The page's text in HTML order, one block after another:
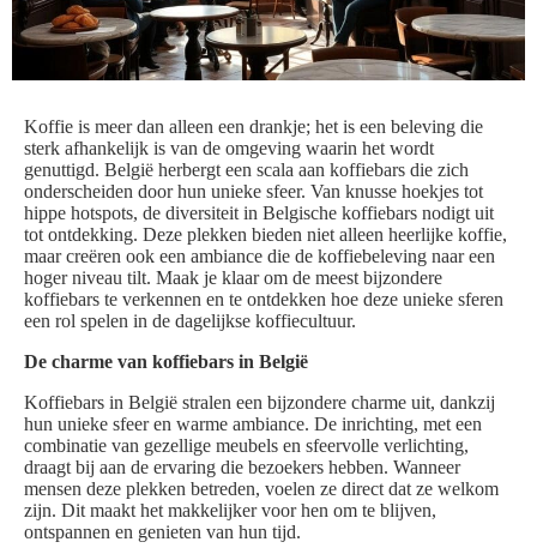
Koffie is meer dan alleen een drankje; het is een beleving die
sterk afhankelijk is van de omgeving waarin het wordt
genuttigd. België herbergt een scala aan koffiebars die zich
onderscheiden door hun unieke sfeer. Van knusse hoekjes tot
hippe hotspots, de diversiteit in Belgische koffiebars nodigt uit
tot ontdekking. Deze plekken bieden niet alleen heerlijke koffie,
maar creëren ook een ambiance die de koffiebeleving naar een
hoger niveau tilt. Maak je klaar om de meest bijzondere
koffiebars te verkennen en te ontdekken hoe deze unieke sferen
een rol spelen in de dagelijkse koffiecultuur.
De charme van koffiebars in België
Koffiebars in België stralen een bijzondere charme uit, dankzij
hun unieke sfeer en warme ambiance. De inrichting, met een
combinatie van gezellige meubels en sfeervolle verlichting,
draagt bij aan de ervaring die bezoekers hebben. Wanneer
mensen deze plekken betreden, voelen ze direct dat ze welkom
zijn. Dit maakt het makkelijker voor hen om te blijven,
ontspannen en genieten van hun tijd.